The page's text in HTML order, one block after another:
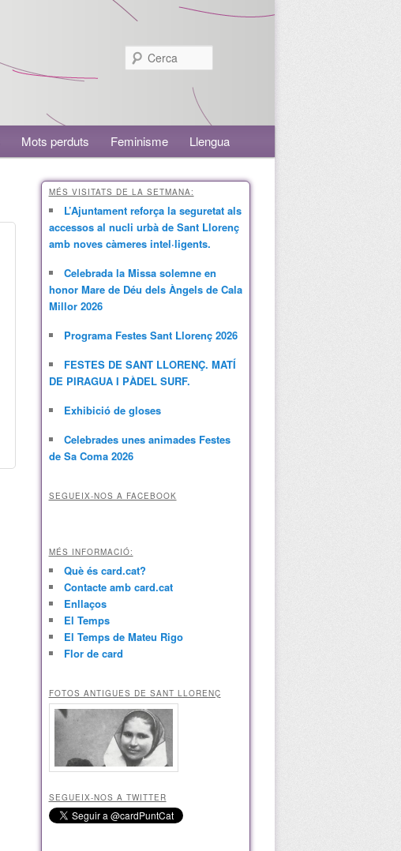
Mots perduts Feminisme Llengua
MÉS VISITATS DE LA SETMANA:
L’Ajuntament reforça la seguretat als
accessos al nucli urbà de Sant Llorenç
amb noves càmeres intel·ligents.
Celebrada la Missa solemne en
honor Mare de Déu dels Àngels de Cala
Millor 2026
Programa Festes Sant Llorenç 2026
FESTES DE SANT LLORENÇ. MATÍ
DE PIRAGUA I PÀDEL SURF.
Exhibició de gloses
Celebrades unes animades Festes
de Sa Coma 2026
SEGUEIX-NOS A FACEBOOK
MÉS INFORMACIÓ:
Què és card.cat?
Contacte amb card.cat
Enllaços
El Temps
El Temps de Mateu Rigo
Flor de card
FOTOS ANTIGUES DE SANT LLORENÇ
SEGUEIX-NOS A TWITTER